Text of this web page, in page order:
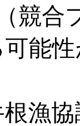
競合
能
漁